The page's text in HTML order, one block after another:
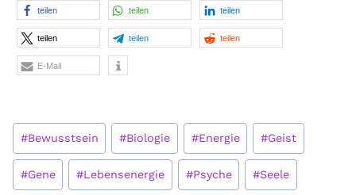
teilen teilen teilen
teilen teilen teilen
E-Mail
Schlagworte:
#Bewusstsein #Biologie #Energie #Geist
#Gene #Lebensenergie #Psyche #Seele